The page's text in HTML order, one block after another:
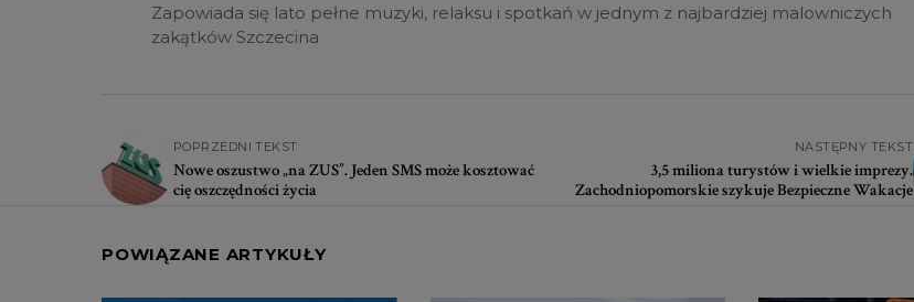
Zapowiada się lato pełne muzyki, relaksu i spotkań w jednym z najbardziej malowniczych
zakątków Szczecina
POPRZEDNI TEKST
Nowe oszustwo „na ZUS”. Jeden SMS może kosztować
cię oszczędności życia
NASTĘPNY TEKST
3,5 miliona turystów i wielkie imprezy.
Zachodniopomorskie szykuje Bezpieczne Wakacje
POWIĄZANE ARTYKUŁY